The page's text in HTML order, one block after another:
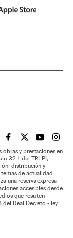
EL PAÍS BRASIL EN
EL PAÍSEL PAÍS
EL
obras y prestaciones en
32.1 del TRLPI;
distribución y
de actualidad
una reserva expresa
accesibles desde
que resulten
del Real Decreto - ley